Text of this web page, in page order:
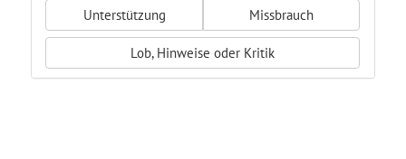
Unterstützung Missbrauch
Lob, Hinweise oder Kritik